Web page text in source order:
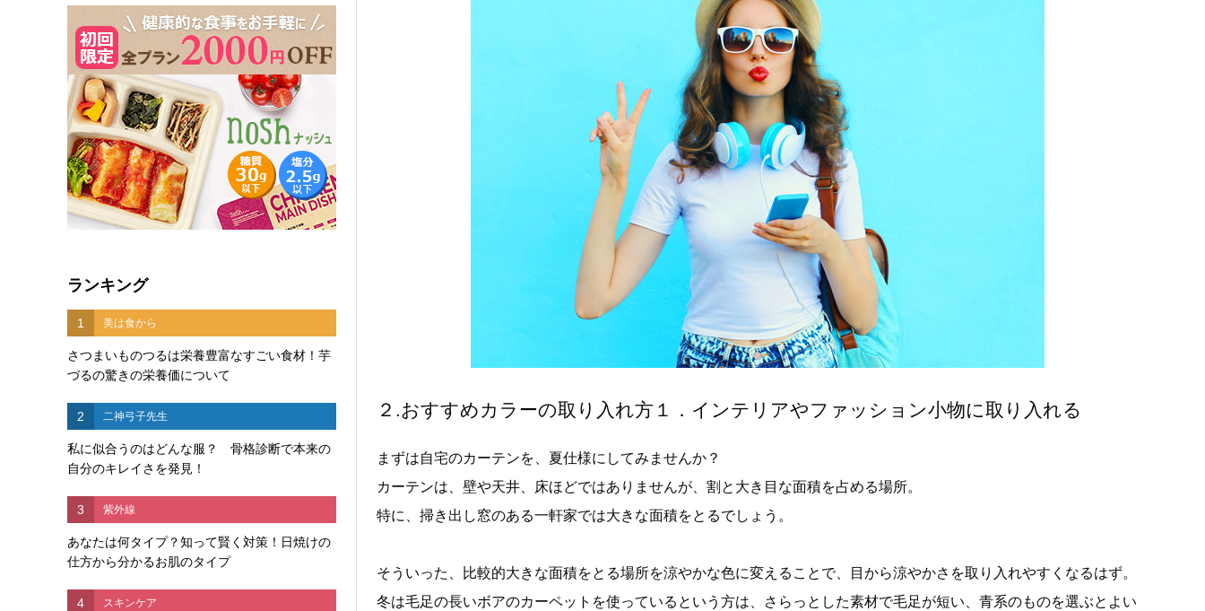
２.おすすめカラーの取り入れ方１．インテリアやファッション小物に取り入れる
まずは自宅のカーテンを、夏仕様にしてみませんか？
カーテンは、壁や天井、床ほどではありませんが、割と大き目な面積を占める場所。
特に、掃き出し窓のある一軒家では大きな面積をとるでしょう。
そういった、比較的大きな面積をとる場所を涼やかな色に変えることで、目から涼やかさを取り入れやすくなるはず。
冬は毛足の長いボアのカーペットを使っているという方は、さらっとした素材で毛足が短い、青系のものを選ぶとよい
ランキング
1 美は食から
さつまいものつるは栄養豊富なすごい食材！芋
づるの驚きの栄養価について
2 二神弓子先生
私に似合うのはどんな服？ 骨格診断で本来の
自分のキレイさを発見！
3 紫外線
あなたは何タイプ？知って賢く対策！日焼けの
仕方から分かるお肌のタイプ
4 スキンケア